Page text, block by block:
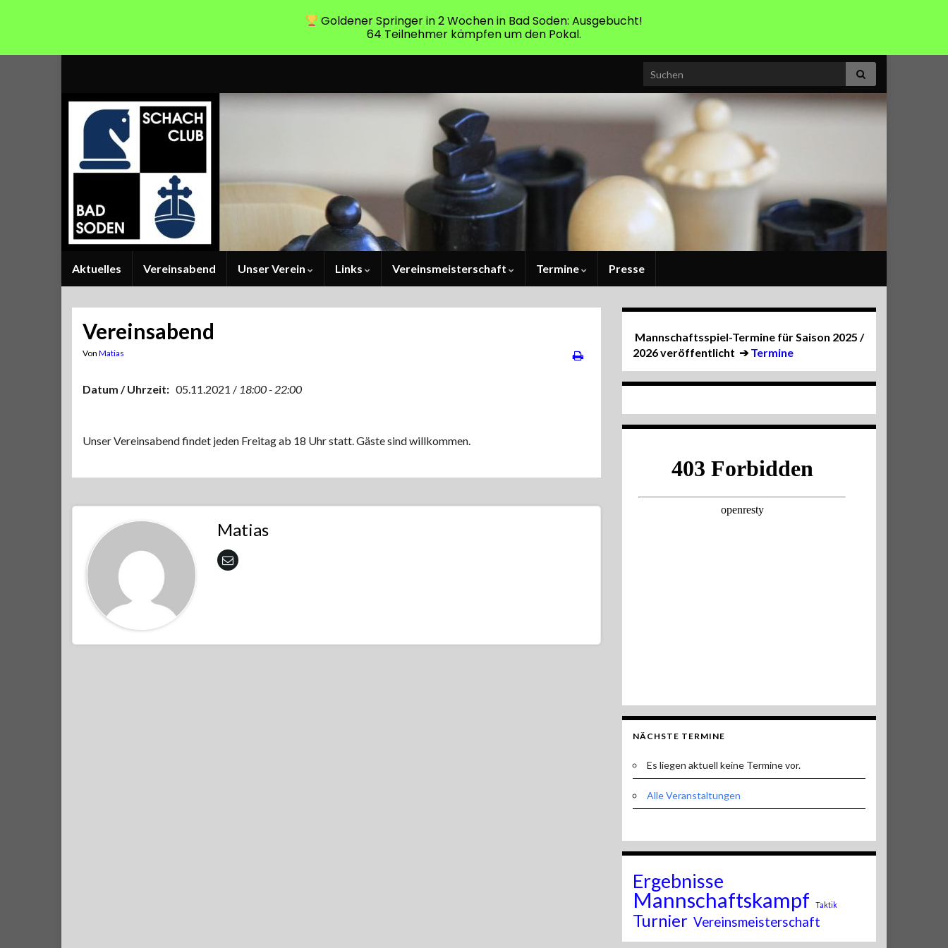
Search for:
Aktuelles Vereinsabend Unser Verein Links Vereinsmeisterschaft Termine Presse
Vereinsabend
Von Matias
Datum / Uhrzeit: 05.11.2021 / 18:00 - 22:00
Unser Vereinsabend findet jeden Freitag ab 18 Uhr statt. Gäste sind willkommen.
Matias
Mannschaftsspiel-Termine für Saison 2025 /
2026 veröffentlicht ➔Termine
NÄCHSTE TERMINE
Es liegen aktuell keine Termine vor.
Alle Veranstaltungen
Ergebnisse
Mannschaftskampf Taktik
Turnier Vereinsmeisterschaft
Goldener Springer in 2 Wochen in Bad Soden: Ausgebucht!
64 Teilnehmer kämpfen um den Pokal.